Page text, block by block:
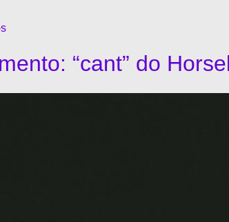
“cant” do